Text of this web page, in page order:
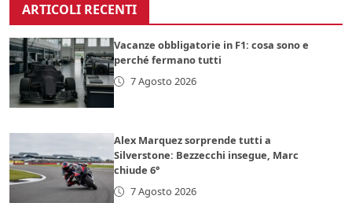
ARTICOLI RECENTI
Vacanze obbligatorie in F1: cosa sono e
perché fermano tutti
7 Agosto 2026
Alex Marquez sorprende tutti a
Silverstone: Bezzecchi insegue, Marc
chiude 6°
7 Agosto 2026